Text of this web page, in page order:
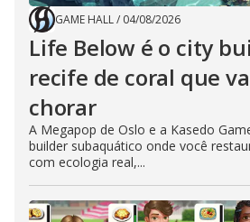
GAME HALL/ 04/08/2026
Life Below é o city
recife de coral que
chorar
A Megapop de Oslo e a Kasedo
builder subaquático onde você
com ecologia real,...